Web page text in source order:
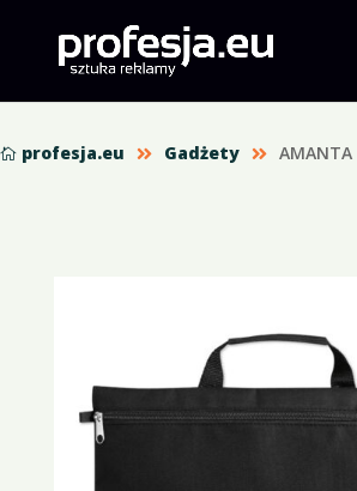
 profesja.eu  Gadżety  AMANTA